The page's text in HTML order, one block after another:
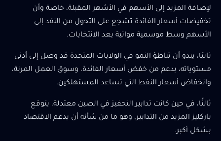
لإضافة المزيد إلى الأسهم في الأشهر المقبلة، خاصة وأن
تخفيضات أسعار الفائدة تشجع على التحول من النقد إلى
الأسهم وسط موسمية مواتية بعد الانتخابات.
ثانيًا، يبدو أن تباطؤ النمو في الولايات المتحدة قد وصل إلى أدنى
مستوياته، بدعم من خفض أسعار الفائدة، وسوق العمل المرنة،
وانخفاض أسعار النفط التي تساعد المستهلكين.
ثالثًا، في حين كانت تدابير التحفيز في الصين معتدلة، يتوقع
باركليز المزيد من التدابير، وهو ما من شأنه أن يدعم الاقتصاد
بشكل أكبر.